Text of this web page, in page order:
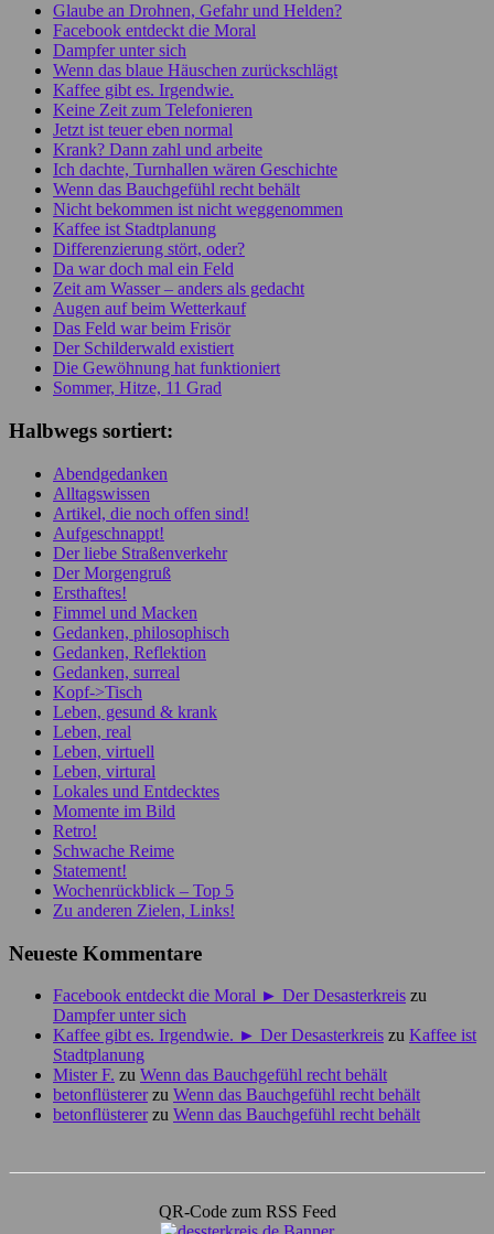
Glaube an Drohnen, Gefahr und Helden?
Facebook entdeckt die Moral
Dampfer unter sich
Wenn das blaue Häuschen zurückschlägt
Kaffee gibt es. Irgendwie.
Keine Zeit zum Telefonieren
Jetzt ist teuer eben normal
Krank? Dann zahl und arbeite
Ich dachte, Turnhallen wären Geschichte
Wenn das Bauchgefühl recht behält
Nicht bekommen ist nicht weggenommen
Kaffee ist Stadtplanung
Differenzierung stört, oder?
Da war doch mal ein Feld
Zeit am Wasser – anders als gedacht
Augen auf beim Wetterkauf
Das Feld war beim Frisör
Der Schilderwald existiert
Die Gewöhnung hat funktioniert
Sommer, Hitze, 11 Grad
Halbwegs sortiert:
Abendgedanken
Alltagswissen
Artikel, die noch offen sind!
Aufgeschnappt!
Der liebe Straßenverkehr
Der Morgengruß
Ersthaftes!
Fimmel und Macken
Gedanken, philosophisch
Gedanken, Reflektion
Gedanken, surreal
Kopf->Tisch
Leben, gesund & krank
Leben, real
Leben, virtuell
Leben, virtural
Lokales und Entdecktes
Momente im Bild
Retro!
Schwache Reime
Statement!
Wochenrückblick – Top 5
Zu anderen Zielen, Links!
Neueste Kommentare
Facebook entdeckt die Moral ► Der Desasterkreis zu
Dampfer unter sich
Kaffee gibt es. Irgendwie. ► Der Desasterkreis zu Kaffee ist
Stadtplanung
Mister F. zu Wenn das Bauchgefühl recht behält
betonflüstererzu Wenn das Bauchgefühl recht behält
betonflüstererzu Wenn das Bauchgefühl recht behält
QR-Code zum RSS Feed